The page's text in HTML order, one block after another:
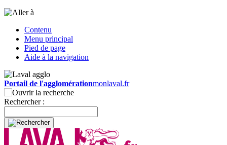
Contenu
Menu principal
Pied de page
Aide à la navigation
Portail de l'agglomérationmonlaval.fr
Rechercher :